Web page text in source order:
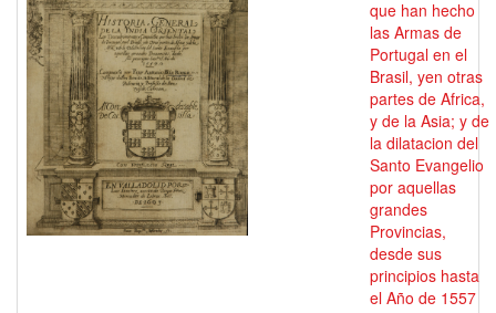
que han hecho
las Armas de
Portugal en el
Brasil, yen otras
partes de Africa,
y de la Asia; y de
la dilatacion del
Santo Evangelio
por aquellas
grandes
Provincias,
desde sus
principios hasta
el Año de 1557